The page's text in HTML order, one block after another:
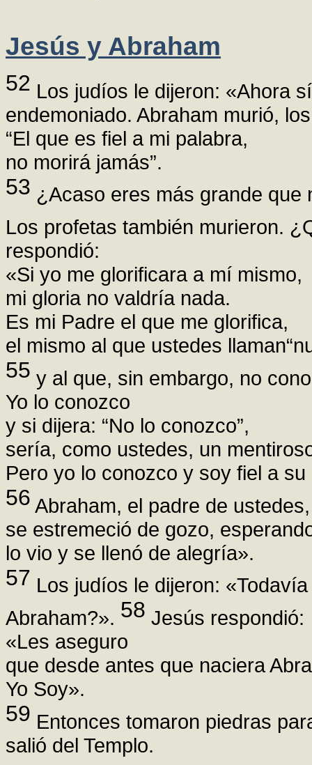
Jesús y Abraham
52 Los judíos le dijeron: «Ahora
endemoniado. Abraham murió,
“El que es fiel a mi palabra,
no morirá jamás”.
53 ¿Acaso eres más grande que
Los profetas también murieron.
respondió:
«Si yo me glorificara a mí mismo,
mi gloria no valdría nada.
Es mi Padre el que me glorifica,
el mismo al que ustedes
55 y al que, sin embargo, no
Yo lo conozco
y si dijera: “No lo conozco”,
sería, como ustedes, un
Pero yo lo conozco y soy fiel a su
56 Abraham, el padre de ustedes,
se estremeció de gozo,
lo vio y se llenó de alegría».
57 Los judíos le dijeron:
Abraham?». 58 Jesús respondió:
«Les aseguro
que desde antes que naciera
Yo Soy».
59 Entonces tomaron piedras
salió del Templo.